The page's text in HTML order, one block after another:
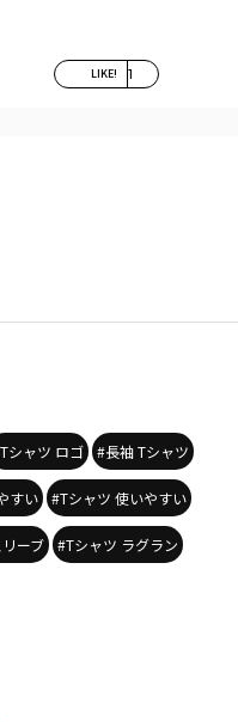
LIKE! 1
シャツ ロゴ #長袖 Tシャツ
すい #Tシャツ 使いやすい
ーブ #Tシャツ ラグラン